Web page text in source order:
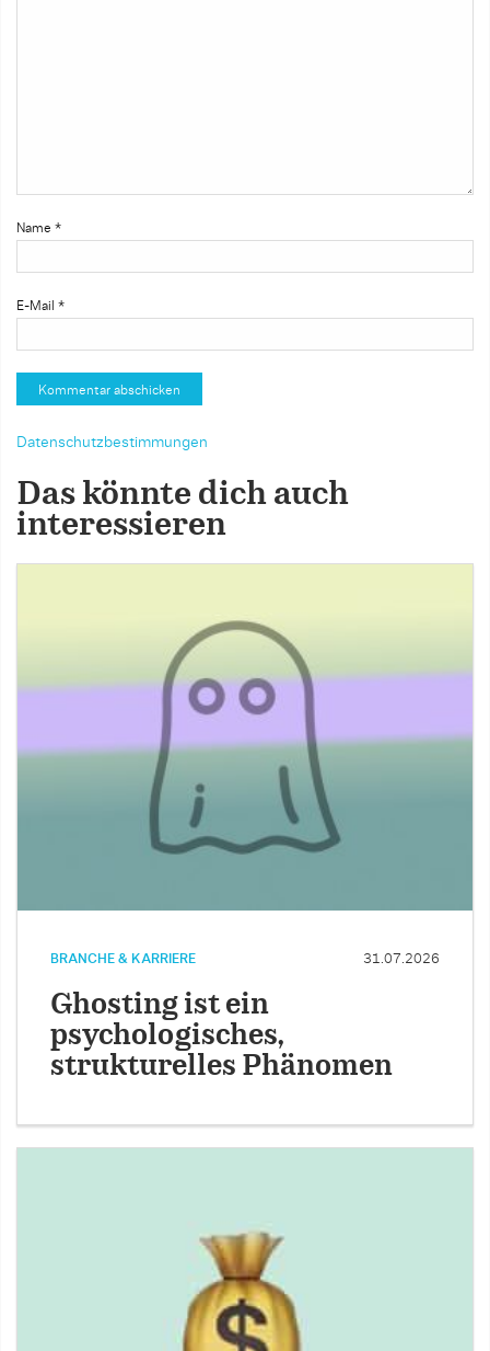
Name *
E-Mail *
Datenschutzbestimmungen
Das könnte dich auch
interessieren
BRANCHE & KARRIERE 31.07.2026
Ghosting ist ein
psychologisches,
strukturelles Phänomen